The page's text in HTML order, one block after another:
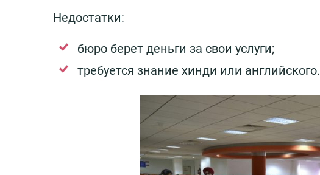
Недостатки:
бюро берет деньги за свои услуги;
требуется знание хинди или английского.